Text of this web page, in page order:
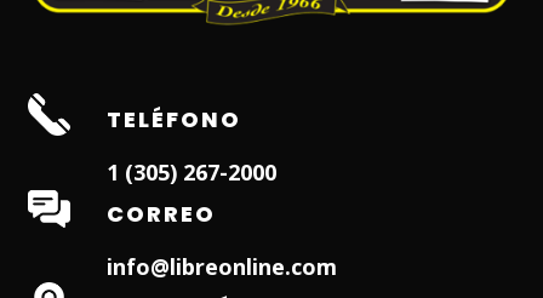
TELÉFONO
1 (305) 267-2000
CORREO
info@libreonline.com